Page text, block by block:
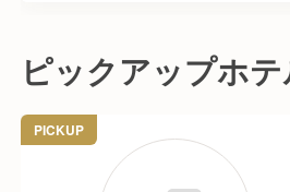
ピックアップホ
PICKUP